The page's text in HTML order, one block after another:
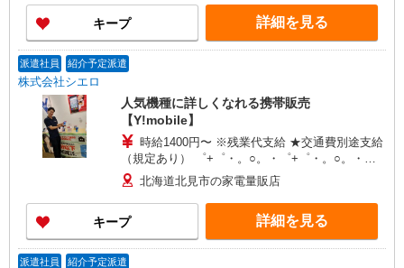
い・週払い可能（規程有）★ ゜・。○。・゜
+゜・。○。・゜+゜
キープ 詳細を見る
派遣社員 紹介予定派遣
株式会社シエロ
人気機種に詳しくなれる携帯販売
【Y!mobile】
時給1400円〜 ※残業代支給 ★交通費別途支給
（規定あり） ゜+゜・。○。・゜+゜・。○。・゜
+゜ 入社祝い金10万円支給(規定有) お友達を紹介
頂くと, インセンティブ支給(規定有) ★月2回払
い・週払い可能（規程有）★ ゜・。○。・゜
+゜・。○。・゜+゜
北海道北見市の家電量販店
キープ 詳細を見る
派遣社員 紹介予定派遣